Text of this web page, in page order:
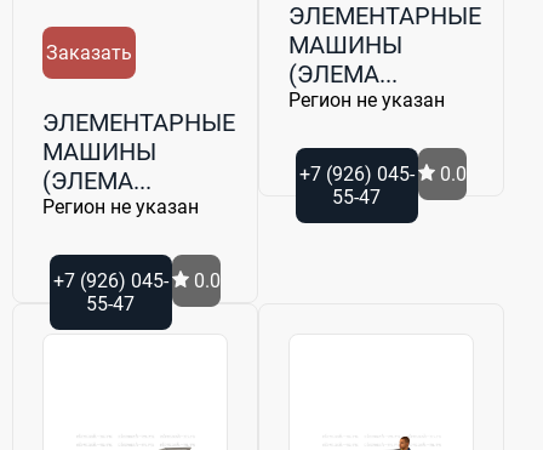
Заказать
ЭЛЕМЕНТАРНЫЕ
МАШИНЫ
(ЭЛЕМА...
Регион не указан
+7 (926) 045-
55-47
0.0
ЭЛЕМЕНТАРНЫЕ
МАШИНЫ
(ЭЛЕМА...
Регион не указан
+7 (926) 045-
55-47
0.0